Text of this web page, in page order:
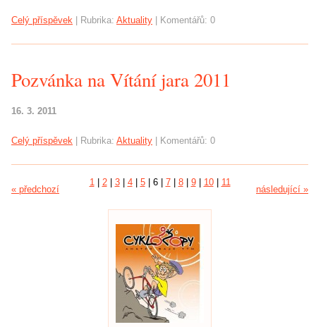
Celý příspěvek Rubrika: Aktuality Komentářů: 0
Pozvánka na Vítání jara 2011
16. 3. 2011
Celý příspěvek Rubrika: Aktuality Komentářů: 0
« předchozí
1 2 3 4 5 6 7 8 9 10 11
následující »